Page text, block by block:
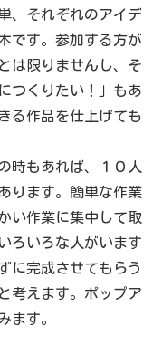
、それぞれのアイデ
です。参加する方が
は限りませんし、そ
つくりたい！」もあ
る作品を仕上げても
時もあれば、１０人
ります。簡単な作業
い作業に集中して取
ろいろな人がいます
に完成させてもらう
考えます。ポップア
ます。